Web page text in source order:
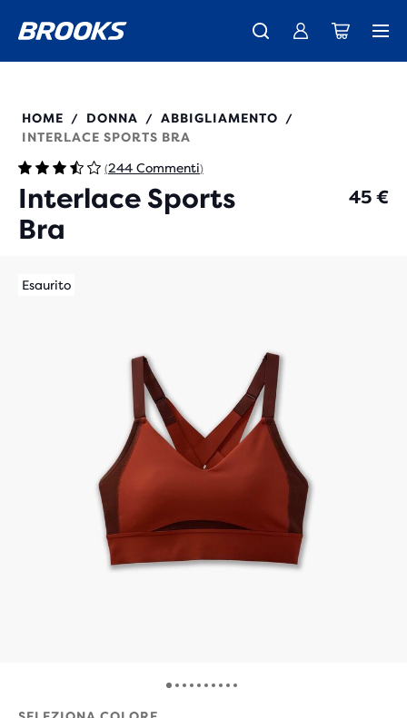
La nuovissima Ghost Amp è arrivata - Acquista Donna Uomo
Ti presentiamo la nuova collezione Cascadia - Acquista ora
Spedizione gratuita per gli ordini superiori a € 100
350082
HOME / DONNA / ABBIGLIAMENTO
/
INTERLACE SPORTS BRA
(244 Commenti)
Interlace Sports
Bra
45 €
Esaurito